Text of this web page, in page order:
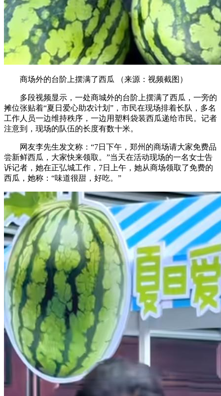
商场外的台阶上摆满了西瓜 （来源：视频截图）
多段视频显示，一处商城外的台阶上摆满了西瓜，一旁的
摊位张贴着“夏日爱心助农计划”，市民在现场排着长队，多名
工作人员一边维持秩序，一边用塑料袋装西瓜递给市民。记者
注意到，现场的队伍的长度有数十米。
网友李先生发文称：“7日下午，郑州的商场请大家免费品
尝新鲜西瓜，大家快来领取。”当天在活动现场的一名女士告
诉记者，她在正弘城工作，7日上午，她从商场领取了免费的
西瓜，她称：“味道很甜，好吃。”